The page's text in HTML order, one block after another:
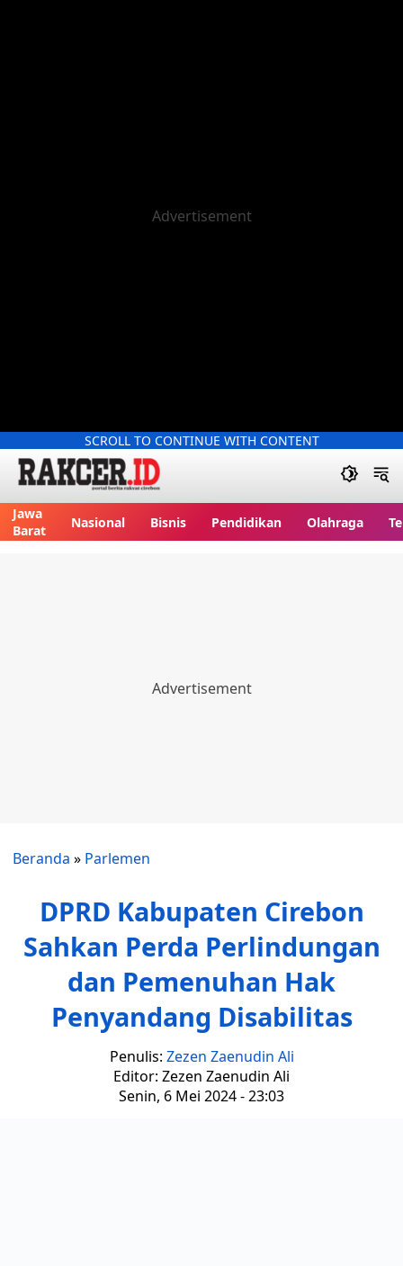
SCROLL TO CONTINUE WITH CONTENT
Jawa
Barat
Nasional Bisnis Pendidikan Olahraga
Beranda » Parlemen
DPRD Kabupaten Cirebon
Sahkan Perda Perlindungan
dan Pemenuhan Hak
Penyandang Disabilitas
Penulis: Zezen Zaenudin Ali
Editor: Zezen Zaenudin Ali
Senin, 6 Mei 2024 - 23:03